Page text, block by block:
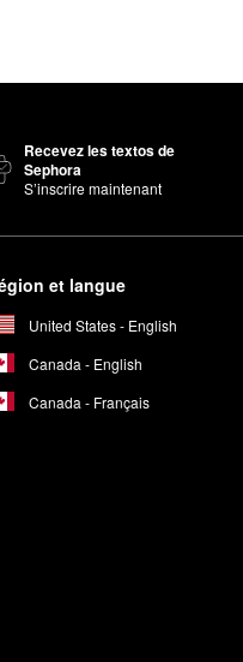
Recevez les textos de
Sephora
S’inscrire maintenant
et langue
United States - English
Canada - English
Canada - Français